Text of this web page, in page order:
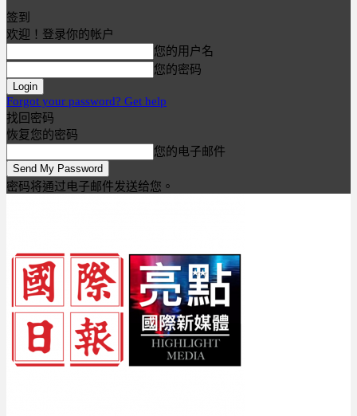
签到
欢迎！登录你的帐户
您的用户名
您的密码
Forgot your password? Get help
找回密码
恢复您的密码
您的电子邮件
密码将通过电子邮件发送给您。